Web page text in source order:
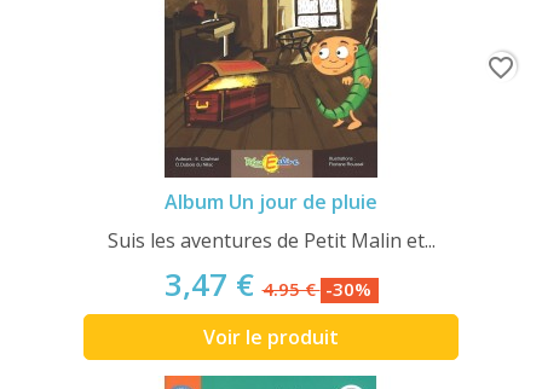
Album Un jour de pluie
Suis les aventures de Petit Malin et...
3,47 €4.95 € -30%
Voir le produit
favorite_border